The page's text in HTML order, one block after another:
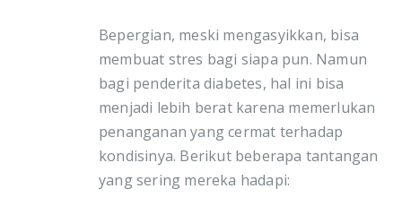
Bepergian, meski mengasyikkan, bisa
membuat stres bagi siapa pun. Namun
bagi penderita diabetes, hal ini bisa
menjadi lebih berat karena memerlukan
penanganan yang cermat terhadap
kondisinya. Berikut beberapa tantangan
yang sering mereka hadapi: